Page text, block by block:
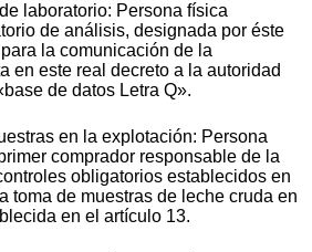
laboratorio: Persona física
de análisis, designada por éste
la comunicación de la
en este real decreto a la autoridad
de datos Letra Q».
en la explotación: Persona
comprador responsable de la
obligatorios establecidos en
toma de muestras de leche cruda en
en el artículo 13.